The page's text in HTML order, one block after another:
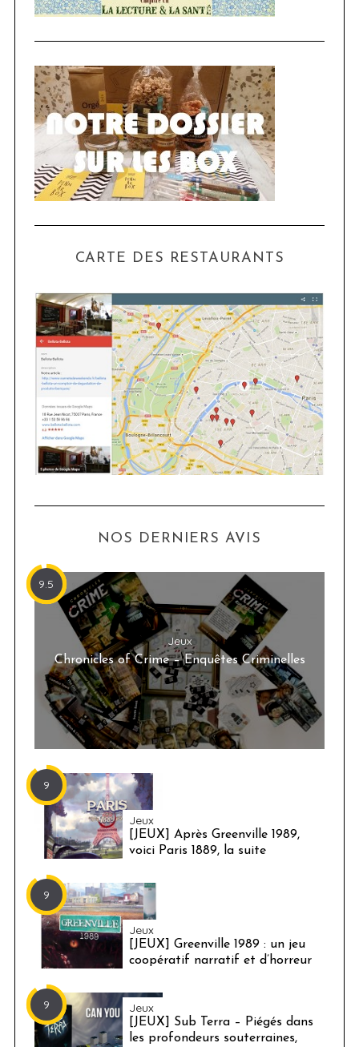
CARTE DES RESTAURANTS
NOS DERNIERS AVIS
9.5
Jeux
Chronicles of Crime – Enquêtes Criminelles
9
Jeux
[JEUX] Après Greenville 1989,
voici Paris 1889, la suite
9
Jeux
[JEUX] Greenville 1989 : un jeu
coopératif narratif et d’horreur
9 Jeux
[JEUX] Sub Terra – Piégés dans
les profondeurs souterraines,
S
e
r
c
h
f
o
: